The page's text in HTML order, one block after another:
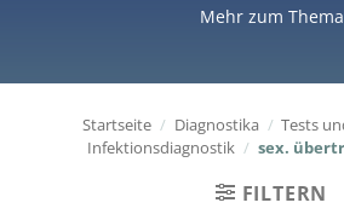
Mehr zum Thema
Startseite / Diagnostika / Tests
Infektionsdiagnostik / sex.
FILTERN